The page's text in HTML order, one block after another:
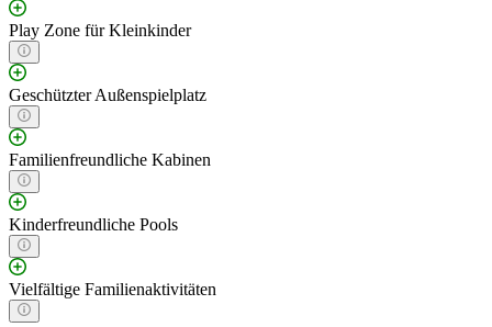
Play Zone für Kleinkinder
Geschützter Außenspielplatz
Familienfreundliche Kabinen
Kinderfreundliche Pools
Vielfältige Familienaktivitäten